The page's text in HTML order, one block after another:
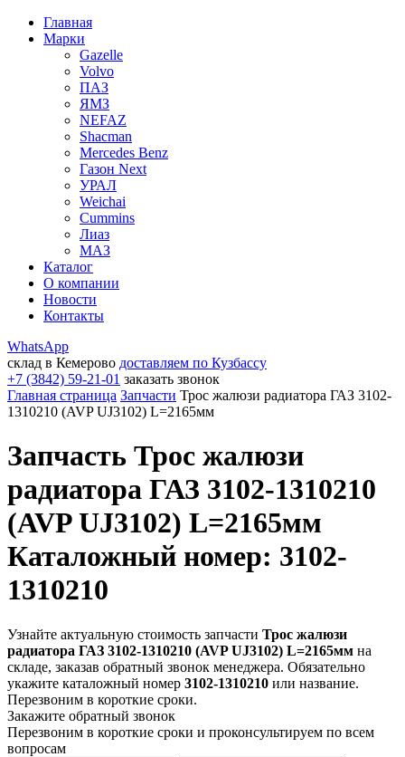
Главная
Марки
Gazelle
Volvo
ПАЗ
ЯМЗ
NEFAZ
Shacman
Mercedes Benz
Газон Next
УРАЛ
Weichai
Cummins
Лиаз
МАЗ
Каталог
О компании
Новости
Контакты
WhatsApp
склад в Кемерово доставляем по Кузбассу
+7 (3842) 59-21-01 заказать звонок
Главная страница Запчасти Трос жалюзи радиатора ГАЗ 3102-
1310210 (AVP UJ3102) L=2165мм
Запчасть Трос жалюзи
радиатора ГАЗ 3102-1310210
(AVP UJ3102) L=2165мм
Каталожный номер: 3102-
1310210
Узнайте актуальную стоимость запчасти Трос жалюзи
радиатора ГАЗ 3102-1310210 (AVP UJ3102) L=2165мм на
складе, заказав обратный звонок менеджера. Обязательно
укажите каталожный номер 3102-1310210 или название.
Перезвоним в короткие сроки.
Закажите обратный звонок
Перезвоним в короткие сроки и проконсультируем по всем
вопросам